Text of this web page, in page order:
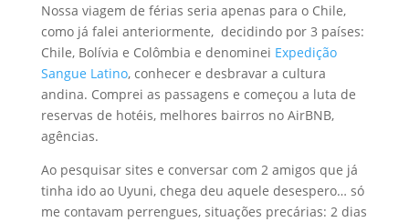
Nossa viagem de férias seria apenas para o Chile,
como já falei anteriormente, decidindo por 3 países:
Chile, Bolívia e Colômbia e denominei Expedição
Sangue Latino, conhecer e desbravar a cultura
andina. Comprei as passagens e começou a luta de
reservas de hotéis, melhores bairros no AirBNB,
agências.
Ao pesquisar sites e conversar com 2 amigos que já
tinha ido ao Uyuni, chega deu aquele desespero… só
me contavam perrengues, situações precárias: 2 dias